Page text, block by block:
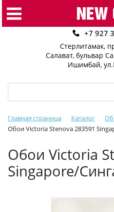
+7 927
Стерлитамак,
Салават, бульвар
Ишимбай,
Главная страница Каталог
Обои Victoria Stenova 283591
Обои Victoria
Singapore/